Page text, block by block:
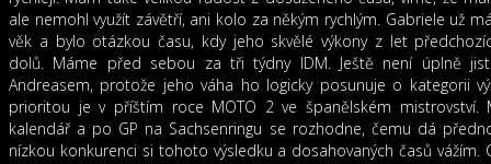
ale nemohl využít závětří, ani kolo za někým rychlým. Gabriele už
věk a bylo otázkou času, kdy jeho skvělé výkony z let
dolů. Máme před sebou za tři týdny IDM. Ještě není úplně
Andreasem, protože jeho váha ho logicky posunuje o kategorii
prioritou je v příštím roce MOTO 2 ve španělském mistrovství.
kalendář a po GP na Sachsenringu se rozhodne, čemu dá
nízkou konkurenci si tohoto výsledku a dosahovaných časů vážím.